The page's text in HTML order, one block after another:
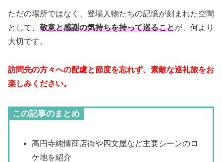
ただの場所ではなく、登場人物たちの記憶が刻まれた空間
として、 敬意と感謝の気持ちを持って巡ることが、何より
大切です。
訪問先の方々への配慮と節度を忘れず、素敵な巡礼旅をお
楽しみください。
この記事のまとめ
高円寺純情商店街や四文屋など主要シーンのロ
ケ地を紹介